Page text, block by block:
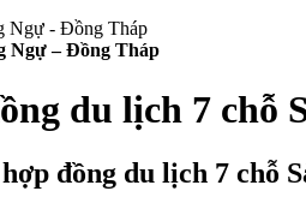
Ngự – Đồng Tháp
du lịch 7 chỗ
đồng du lịch 7 chỗ